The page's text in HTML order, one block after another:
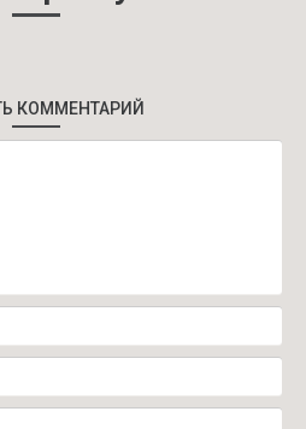
КОММЕНТАРИЙ